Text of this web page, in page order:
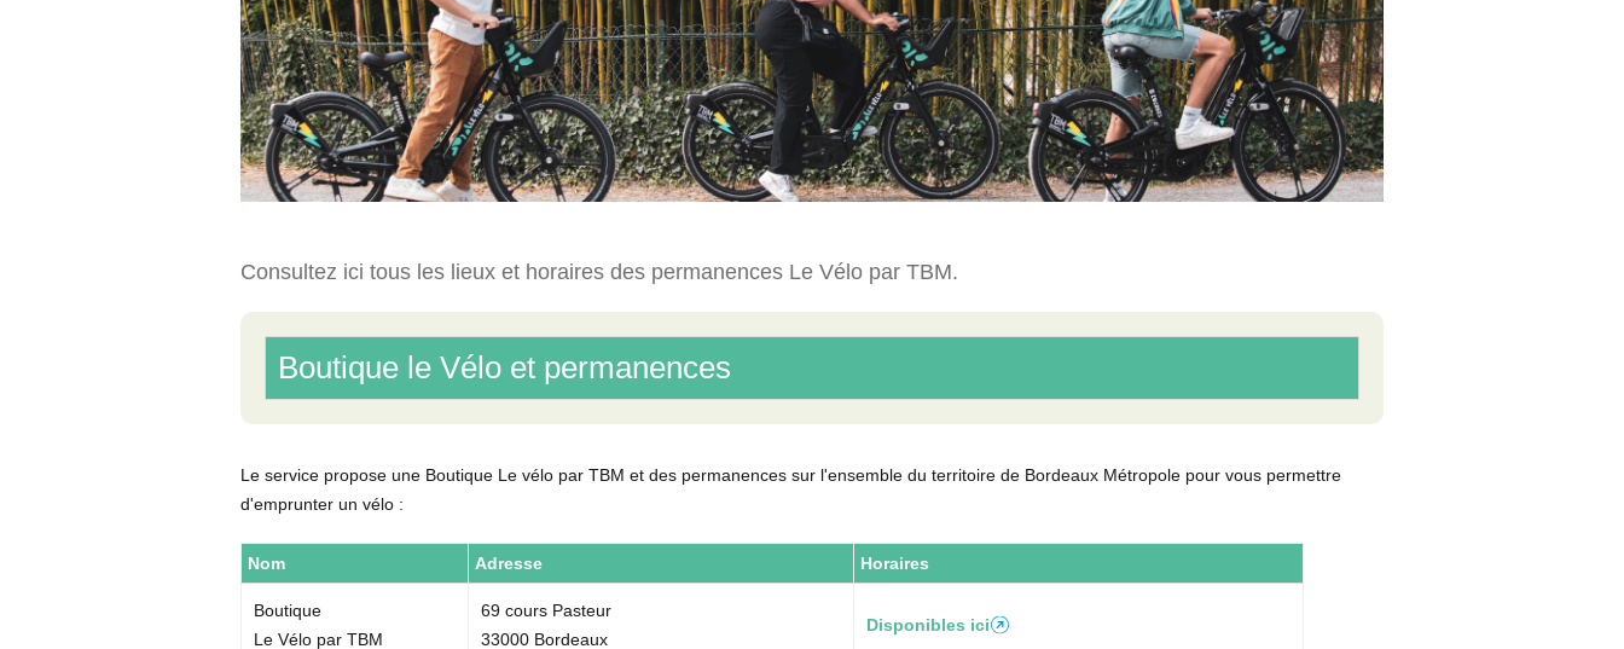
G
L
E
T
)
Consultez ici tous les lieux et horaires des permanences Le Vélo par TBM.
Boutique le Vélo et permanences
Le service propose une Boutique Le vélo par TBM et des permanences sur l'ensemble du territoire de Bordeaux Métropole pour vous permettre
d'emprunter un vélo :
Nom Adresse Horaires
Boutique
Le Vélo par TBM
69 cours Pasteur
33000 Bordeaux
Disponibles ici(